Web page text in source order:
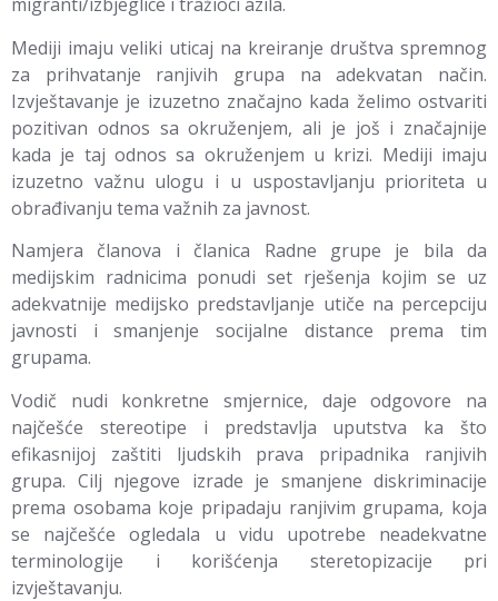
migranti/izbjeglice i tražioci azila.
Mediji imaju veliki uticaj na kreiranje društva spremnog
za prihvatanje ranjivih grupa na adekvatan način.
Izvještavanje je izuzetno značajno kada želimo ostvariti
pozitivan odnos sa okruženjem, ali je još i značajnije
kada je taj odnos sa okruženjem u krizi. Mediji imaju
izuzetno važnu ulogu i u uspostavljanju prioriteta u
obrađivanju tema važnih za javnost.
Namjera članova i članica Radne grupe je bila da
medijskim radnicima ponudi set rješenja kojim se uz
adekvatnije medijsko predstavljanje utiče na percepciju
javnosti i smanjenje socijalne distance prema tim
grupama.
Vodič nudi konkretne smjernice, daje odgovore na
najčešće stereotipe i predstavlja uputstva ka što
efikasnijoj zaštiti ljudskih prava pripadnika ranjivih
grupa. Cilj njegove izrade je smanjene diskriminacije
prema osobama koje pripadaju ranjivim grupama, koja
se najčešće ogledala u vidu upotrebe neadekvatne
terminologije i korišćenja steretopizacije pri
izvještavanju.